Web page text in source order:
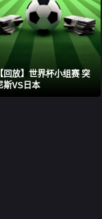
【回放】世界杯小组赛 突
斯VS日本